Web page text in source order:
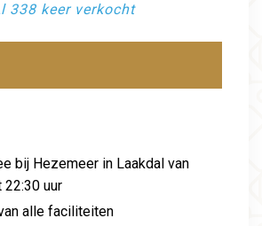
338 keer verkocht
bij Hezemeer in Laakdal van
22:30 uur
alle faciliteiten